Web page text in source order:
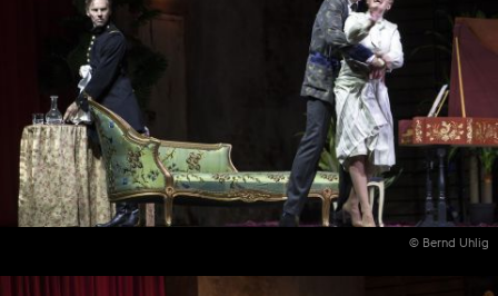
© Bernd Uhlig